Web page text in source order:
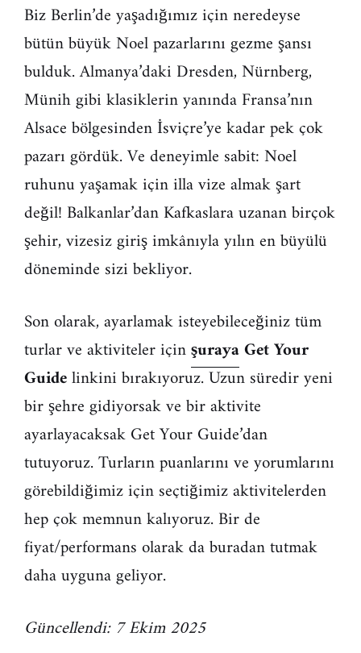
Biz Berlin’de yaşadığımız için neredeyse
bütün büyük Noel pazarlarını gezme şansı
bulduk. Almanya’daki Dresden, Nürnberg,
Münih gibi klasiklerin yanında Fransa’nın
Alsace bölgesinden İsviçre’ye kadar pek çok
pazarı gördük. Ve deneyimle sabit: Noel
ruhunu yaşamak için illa vize almak şart
değil! Balkanlar’dan Kafkaslara uzanan birçok
şehir, vizesiz giriş imkânıyla yılın en büyülü
döneminde sizi bekliyor.
Son olarak, ayarlamak isteyebileceğiniz tüm
turlar ve aktiviteler içinşurayaGet Your
Guidelinkini bırakıyoruz. Uzun süredir yeni
bir şehre gidiyorsak ve bir aktivite
ayarlayacaksak Get Your Guide’dan
tutuyoruz. Turların puanlarını ve yorumlarını
görebildiğimiz için seçtiğimiz aktivitelerden
hep çok memnun kalıyoruz. Bir de
fiyat/performans olarak da buradan tutmak
daha uyguna geliyor.
Güncellendi: 7 Ekim 2025